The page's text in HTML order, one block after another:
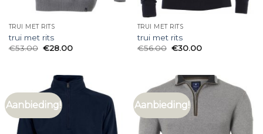
TRUI MET RITS
trui met rits
€53.00 €28.00
TRUI MET RITS
trui met rits
€56.00 €30.00
Aanbieding! Aanbieding!